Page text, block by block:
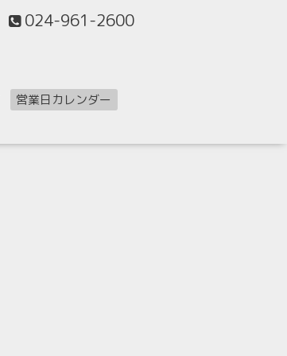
024-961-2600
営業日カレンダー